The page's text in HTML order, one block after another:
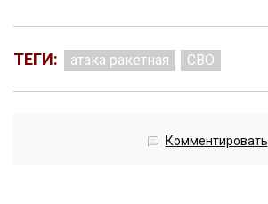
ТЕГИ: атака ракетная СВО
Комментировать